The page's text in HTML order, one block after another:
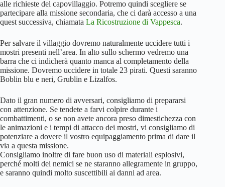
alle richieste del capovillaggio. Potremo quindi scegliere se
partecipare alla missione secondaria, che ci darà accesso a una
quest successiva, chiamata La Ricostruzione di Vappesca.
Per salvare il villaggio dovremo naturalmente uccidere tutti i
mostri presenti nell’area. In alto sullo schermo vedremo una
barra che ci indicherà quanto manca al completamento della
missione. Dovremo uccidere in totale 23 pirati. Questi saranno
Boblin blu e neri, Grublin e Lizalfos.
Dato il gran numero di avversari, consigliamo di prepararsi
con attenzione. Se tendete a farvi colpire durante i
combattimenti, o se non avete ancora preso dimestichezza con
le animazioni e i tempi di attacco dei mostri, vi consigliamo di
potenziare a dovere il vostro equipaggiamento prima di dare il
via a questa missione.
Consigliamo inoltre di fare buon uso di materiali esplosivi,
perché molti dei nemici se ne staranno allegramente in gruppo,
e saranno quindi molto suscettibili ai danni ad area.